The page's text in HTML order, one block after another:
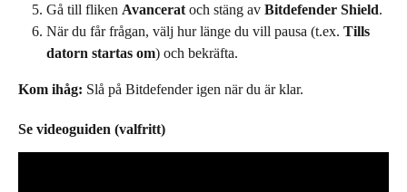
Gå till fliken Avancerat och stäng av Bitdefender Shield.
När du får frågan, välj hur länge du vill pausa (t.ex. Tills
datorn startas om) och bekräfta.
Kom ihåg: Slå på Bitdefender igen när du är klar.
Se videoguiden (valfritt)